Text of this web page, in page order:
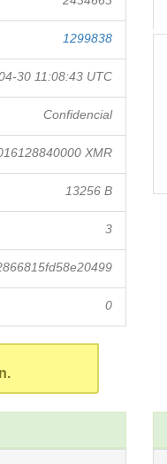
1299838
30 11:08:43 UTC
Confidencial
XMR
13256 B
3
0